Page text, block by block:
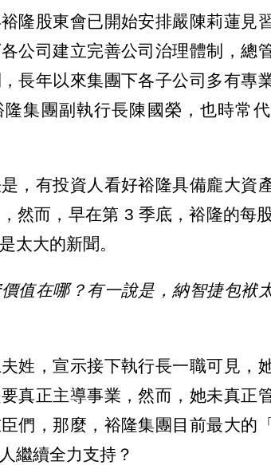
隆股東會已開始安排嚴陳莉蓮見
公司建立完善公司治理體制，總
長年以來集團下各子公司多有專
隆集團副執行長陳國榮，也時常
，有投資人看好裕隆具備龐大資
然而，早在第 3 季底，裕隆的每
太大的新聞。
值在哪？有一說是，納智捷包袱
姓，宣示接下執行長一職可見，
真正主導事業，然而，她未真正
們，那麼，裕隆集團目前最大的
繼續全力支持？